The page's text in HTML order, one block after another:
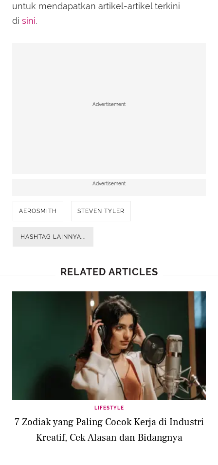
untuk mendapatkan artikel-artikel terkini
di sini.
Advertisement
Advertisement
AEROSMITH STEVEN TYLER
HASHTAG LAINNYA...
RELATED ARTICLES
LIFESTYLE
7 Zodiak yang Paling Cocok Kerja di Industri
Kreatif, Cek Alasan dan Bidangnya